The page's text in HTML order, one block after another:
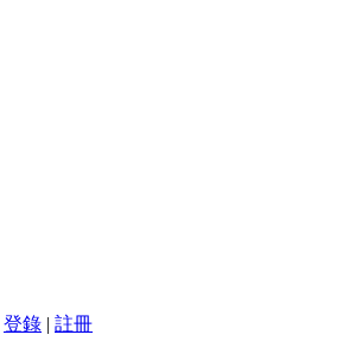
登錄 | 註冊